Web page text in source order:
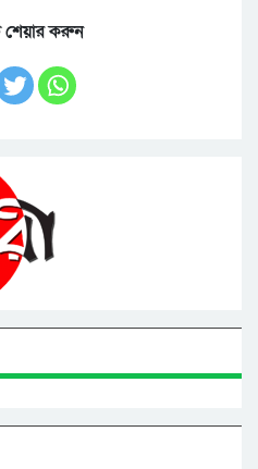
শেয়ার করুন